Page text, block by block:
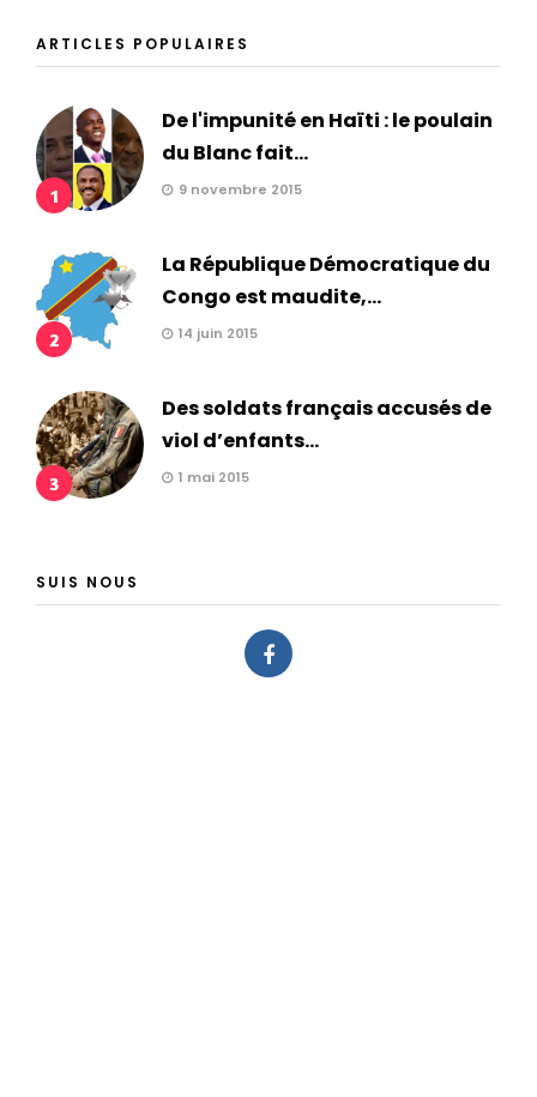
ARTICLES POPULAIRES
1
De l'impunité en Haïti : le poulain
du Blanc fait...
9 novembre 2015
2
La République Démocratique du
Congo est maudite,...
14 juin 2015
3
Des soldats français accusés de
viol d’enfants...
1 mai 2015
SUIS NOUS